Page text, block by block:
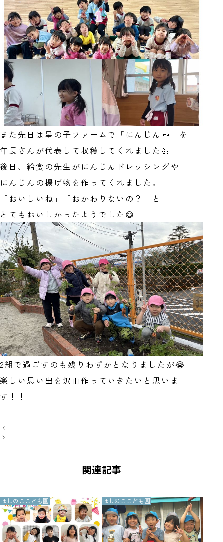
また先日は星の子ファームで「にんじん🥕」を
年長さんが代表して収穫してくれました💪
後日、給食の先生がにんじんドレッシングや
にんじんの揚げ物を作ってくれました。
「おいしいね」「おかわりないの？」と
とてもおいしかったようでした😋
2組で過ごすのも残りわずかとなりましたが😭
楽しい思い出を沢山作っていきたいと思いま
す！！
投
稿
関連記事
2.ほしのここども園 2.ほしのここども園